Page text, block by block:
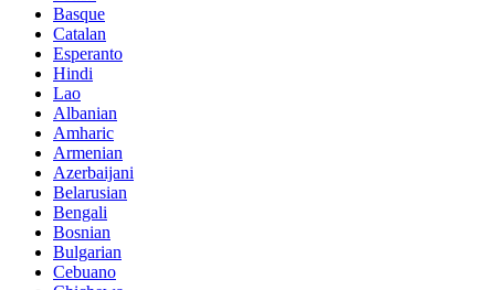
Basque
Catalan
Esperanto
Hindi
Lao
Albanian
Amharic
Armenian
Azerbaijani
Belarusian
Bengali
Bosnian
Bulgarian
Cebuano